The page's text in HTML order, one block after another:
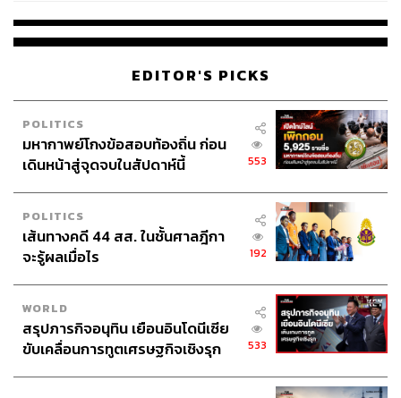
จ่ายหนี้-แอบระบุแบรนด์
EDITOR'S PICKS
POLITICS
มหากาพย์โกงข้อสอบท้องถิ่น ก่อน
เดินหน้าสู่จุดจบในสัปดาห์นี้
553
POLITICS
เส้นทางคดี 44 สส. ในชั้นศาลฎีกา
จะรู้ผลเมื่อไร
192
WORLD
สรุปภารกิจอนุทิน เยือนอินโดนีเซีย
ขับเคลื่อนการทูตเศรษฐกิจเชิงรุก
533